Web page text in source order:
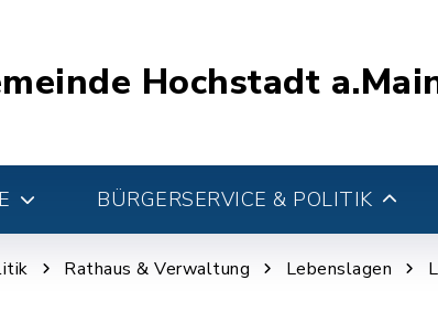
Hochstadt
BÜRGERSERVICE & POLITIK
Rathaus & Verwaltung Lebenslagen